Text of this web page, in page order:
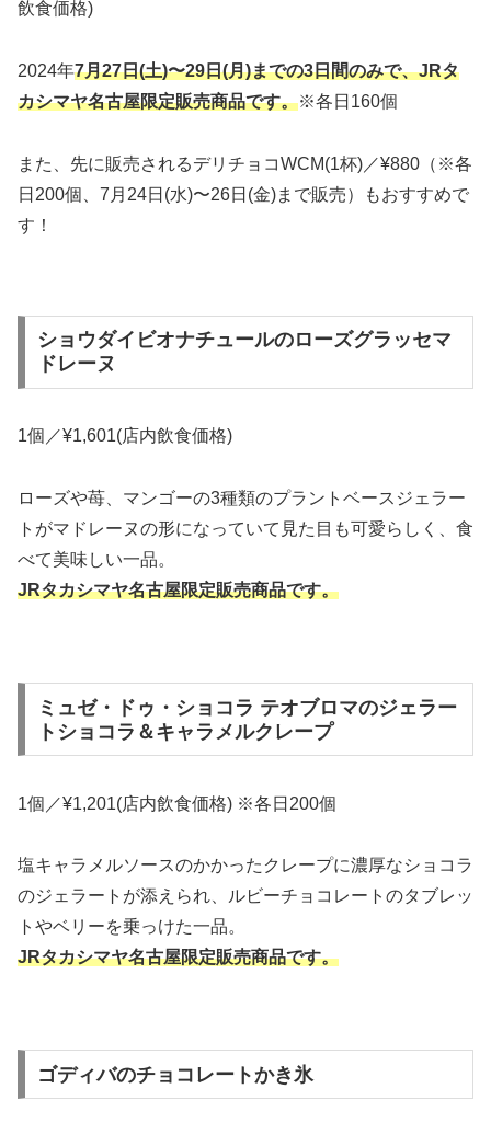
飲食価格)
2024年7月27日(土)〜29日(月)までの3日間のみで、JRタ
カシマヤ名古屋限定販売商品です。※各日160個
また、先に販売されるデリチョコWCM(1杯)／¥880（※各
日200個、7月24日(水)〜26日(金)まで販売）もおすすめで
す！
ショウダイビオナチュールのローズグラッセマ
ドレーヌ
1個／¥1,601(店内飲食価格)
ローズや苺、マンゴーの3種類のプラントベースジェラー
トがマドレーヌの形になっていて見た目も可愛らしく、食
べて美味しい一品。
JRタカシマヤ名古屋限定販売商品です。
ミュゼ・ドゥ・ショコラ テオブロマのジェラー
トショコラ＆キャラメルクレープ
1個／¥1,201(店内飲食価格) ※各日200個
塩キャラメルソースのかかったクレープに濃厚なショコラ
のジェラートが添えられ、ルビーチョコレートのタブレッ
トやベリーを乗っけた一品。
JRタカシマヤ名古屋限定販売商品です。
ゴディバのチョコレートかき氷